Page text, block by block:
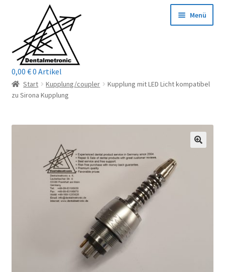
Navigation
springen
springen
Menü
Home
Reparaturservice
0,00 €0 Artikel
Start Kupplung/coupler
Kupplung mit LED Licht kompatibel
zu Sirona Kupplung